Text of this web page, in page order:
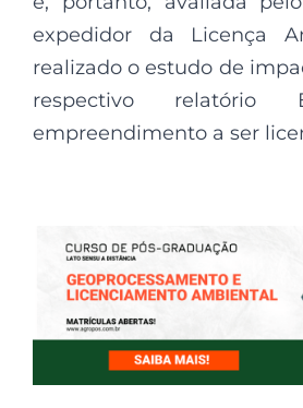
expedidor da Licença
realizado o estudo de
respectivo relatório
empreendimento a ser